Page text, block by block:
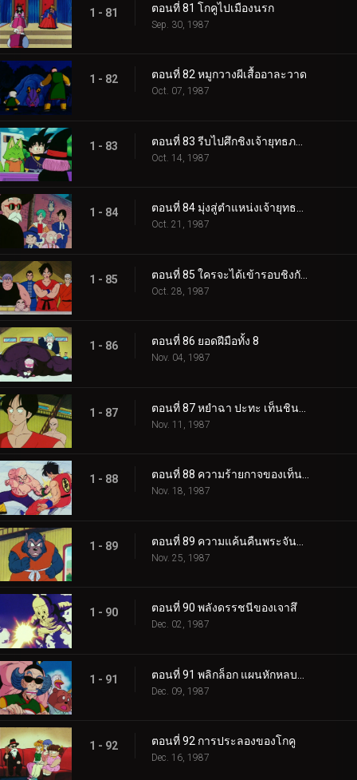
1 - 81 ตอนที่ 81 โกคูไปเมืองนรก
Sep. 30, 1987
1 - 82 ตอนที่ 82 หมูกวางผีเสื้ออาละวาด
Oct. 07, 1987
1 - 83
Oct. 14, 1987
1 - 84 ตอนที่ 84 มุ่งสู่ตำแหน่งเจ้ายุทธภพ
Oct. 21, 1987
1 - 85
Oct. 28, 1987
1 - 86 ตอนที่ 86 ยอดฝีมือทั้ง 8
Nov. 04, 1987
1 - 87
Nov. 11, 1987
1 - 88 ตอนที่ 88 ความร้ายกาจของเท็นชินฮัง
Nov. 18, 1987
1 - 89
Nov. 25, 1987
1 - 90 ตอนที่ 90 พลังดรรชนีของเจาสึ
Dec. 02, 1987
1 - 91
Dec. 09, 1987
1 - 92 ตอนที่ 92 การประลองของโกคู
Dec. 16, 1987